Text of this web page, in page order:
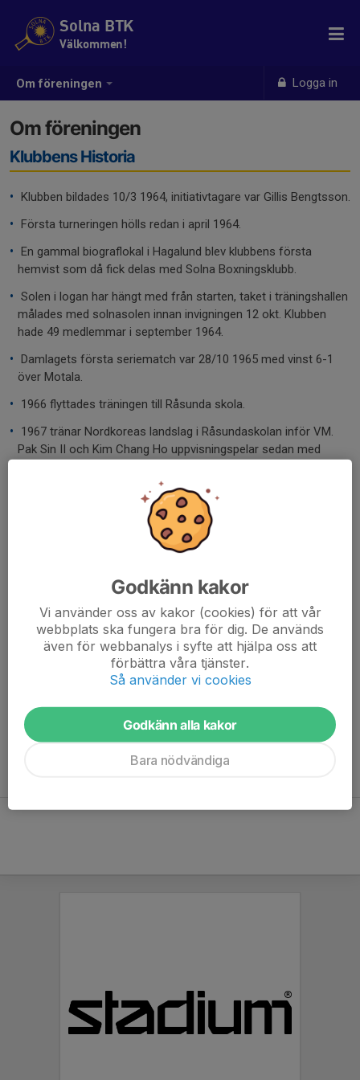
Om föreningen Logga in
Solna BTK
Välkommen!
Om föreningen
Klubbens Historia
• Klubben bildades 10/3 1964, initiativtagare var Gillis Bengtsson.
• Första turneringen hölls redan i april 1964.
• En gammal biograflokal i Hagalund blev klubbens första
hemvist som då fick delas med Solna Boxningsklubb.
• Solen i logan har hängt med från starten, taket i träningshallen
målades med solnasolen innan invigningen 12 okt. Klubben
hade 49 medlemmar i september 1964.
• Damlagets första seriematch var 28/10 1965 med vinst 6-1
över Motala.
•
1966 flyttades träningen till Råsunda skola.
•
1967 tränar Nordkoreas landslag i Råsundaskolan inför VM.
Pak Sin II och Kim Chang Ho uppvisningspelar sedan med
tvåa i lagvm det året. Som kuriosa kan nämnas att man var
rädda att halka under uppvisningsspelet på Domus då
underlaget upplevdes glatt.
1969 får vi en kanslilokal i anslutning till träningen.
Från och med hösten 2018 flyttade barn- och
ungdomsträningarna till Skytteholmsskolans stora
gymnastiksal, medan pensionärsträningarna flyttade till
Sunnanskolan i Hagalund.
Efter Sveriges framgångar under OS 2024 exploderade
intresset för pingis. Klubben nådde över 400 medlemmar med
träningar sju dagar i veckan, och till hösten 2025 hade
verksamheten fördubblats jämfört med året innan.
Godkänn kakor
Vi använder oss av kakor (cookies) för att vår
webbplats ska fungera bra för dig. De används
även för webbanalys i syfte att hjälpa oss att
förbättra våra tjänster.
Så använder vi cookies
Godkänn alla kakor
Bara nödvändiga